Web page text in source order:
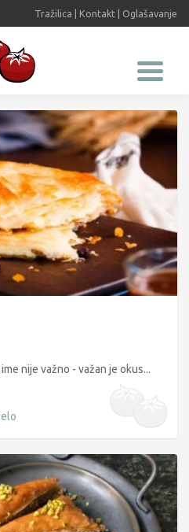
Tražilica Kontakt Oglašavanje
nije važno - važan je okus...